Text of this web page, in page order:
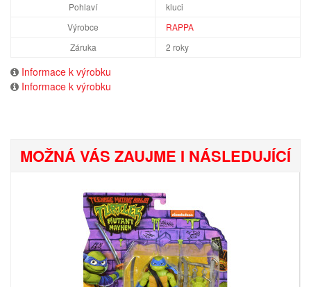
Pohlaví
kluci
Výrobce
RAPPA
Záruka
2 roky
Informace k výrobku
Informace k výrobku
MOŽNÁ VÁS ZAUJME I NÁSLEDUJÍCÍ